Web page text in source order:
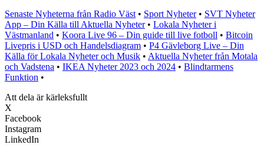
Senaste Nyheterna från Radio Väst• Sport Nyheter• SVT Nyheter
App – Din Källa till Aktuella Nyheter• Lokala Nyheter i
Västmanland • Koora Live 96 – Din guide till live fotboll • Bitcoin
Livepris i USD och Handelsdiagram • P4 Gävleborg Live – Din
Källa för Lokala Nyheter och Musik • Aktuella Nyheter från Motala
och Vadstena • IKEA Nyheter 2023 och 2024 • Blindtarmens
Funktion •
Att dela är kärleksfullt
X
Facebook
Instagram
LinkedIn